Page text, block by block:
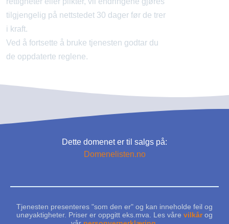
tilgjengelig på nettstedet 30 dager før de trer
i kraft.
Ved å fortsette å bruke tjenesten godtar du
de oppdaterte reglene.
Dette domenet er til salgs på:
Domenelisten.no
Tjenesten presenteres "som den er" og kan inneholde feil og
unøyaktigheter. Priser er oppgitt eks.mva. Les våre vilkårog